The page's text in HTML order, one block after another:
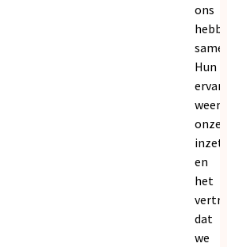
ons
Hun
onze
inzet
en
het
dat
we